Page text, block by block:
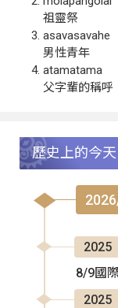
祖靈祭
asavasavahe
男性青年
atamatama
父字輩的稱呼
歷史上的今天
2025
8/9國
2025